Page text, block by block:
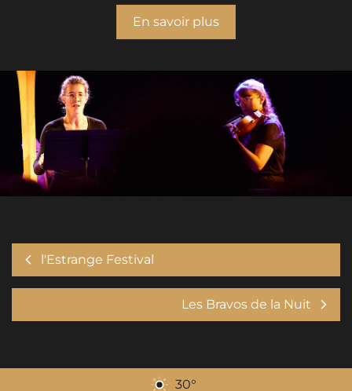
En savoir plus
l'Estrange Festival
Les Bravos de la Nuit
30°